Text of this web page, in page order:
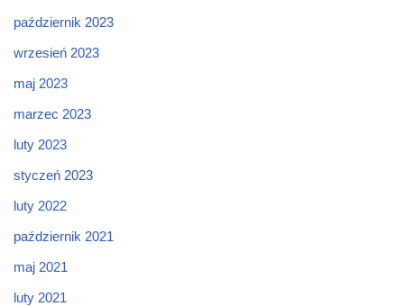
październik 2023
wrzesień 2023
maj 2023
marzec 2023
luty 2023
styczeń 2023
luty 2022
październik 2021
maj 2021
luty 2021